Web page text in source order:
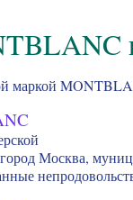
маркой
Москва,